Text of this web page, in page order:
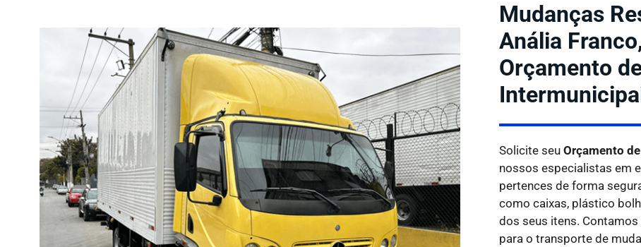
Mudanças
Anália
Orçamento
Solicite seuOrçamento
nossos especialistas em
pertences de forma
como caixas, plástico
dos seus itens.
para o transporte de